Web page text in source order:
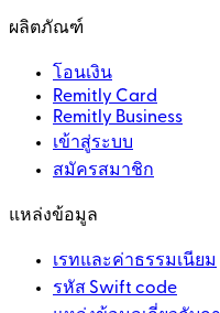
ผลิตภัณฑ์
โอนเงิน
Remitly Card
Remitly Business
เข้าสู่ระบบ
สมัครสมาชิก
แหล่งข้อมูล
เรทและค่าธรรมเนียม
รหัส Swift code